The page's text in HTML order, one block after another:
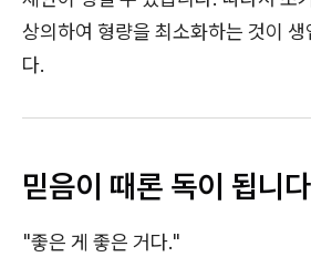
상의하여 형량을 최소화하는 것이
다.
믿음이 때론 독이 됩니다
"좋은 게 좋은 거다."